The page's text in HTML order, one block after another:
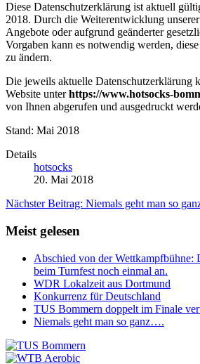
Diese Datenschutzerklärung ist aktuell
2018. Durch die Weiterentwicklung
Angebote oder aufgrund geänderter
Vorgaben kann es notwendig werden,
zu ändern.
Die jeweils aktuelle Datenschutzerklärung
Website unterhttps://www.hotsocks-
von Ihnen abgerufen und ausgedruckt
Stand: Mai 2018
Details
hotsocks
20. Mai 2018
Nächster Beitrag: Niemals geht man so
Meist gelesen
Abschied von der Wettkampfbühne:
beim Turnfest noch einmal an.
WDR Lokalzeit aus Dortmund
Konkurrenz für Deutschland
TUS Bommern doppelt im Finale
Niemals geht man so ganz….